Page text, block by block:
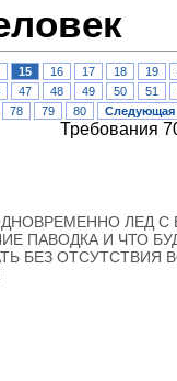
15 16 17 18 19
47 48 49 50 51
78 79 80 Следующая
Требования
И ОДНОВРЕМЕННО ЛЕД
ПАВОДКА И ЧТО
БЕЗ ОТСУТСТВИЯ